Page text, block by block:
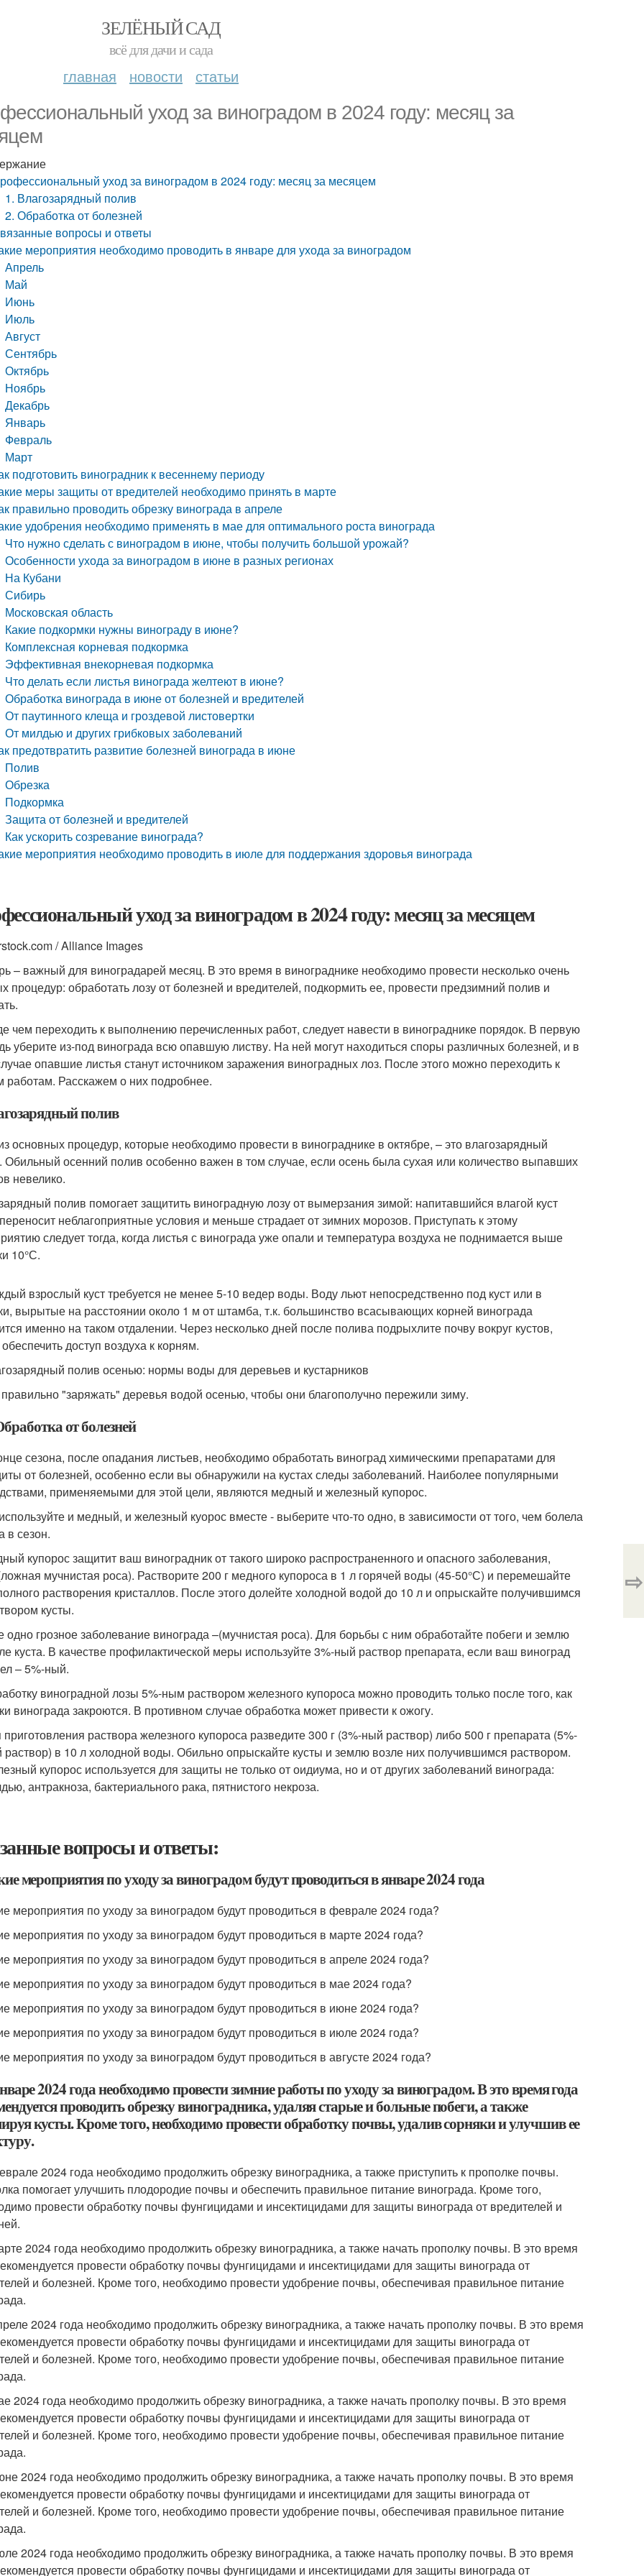
ЗЕЛЁНЫЙ САД
всё для дачи и сада
главная новости статьи
уход за виноградом в 2024 году: месяц за
уход за виноградом в 2024 году: месяц за месяцем
1. Влагозарядный полив
2. Обработка от болезней
вопросы и ответы
мероприятия необходимо проводить в январе для ухода за виноградом
Апрель
Май
Июнь
Июль
Август
Сентябрь
Октябрь
Ноябрь
Декабрь
Январь
Февраль
Март
подготовить виноградник к весеннему периоду
меры защиты от вредителей необходимо принять в марте
правильно проводить обрезку винограда в апреле
удобрения необходимо применять в мае для оптимального роста винограда
Что нужно сделать с виноградом в июне, чтобы получить большой урожай?
Особенности ухода за виноградом в июне в разных регионах
На Кубани
Сибирь
Московская область
Какие подкормки нужны винограду в июне?
Комплексная корневая подкормка
Эффективная внекорневая подкормка
Что делать если листья винограда желтеют в июне?
Обработка винограда в июне от болезней и вредителей
От паутинного клеща и гроздевой листовертки
От милдью и других грибковых заболеваний
предотвратить развитие болезней винограда в июне
Полив
Обрезка
Подкормка
Защита от болезней и вредителей
Как ускорить созревание винограда?
мероприятия необходимо проводить в июле для поддержания здоровья винограда
уход за виноградом в 2024 году: месяц за месяцем
/ Alliance Images
– важный для виноградарей месяц. В это время в винограднике необходимо провести несколько очень
процедур: обработать лозу от болезней и вредителей, подкормить ее, провести предзимний полив и
чем переходить к выполнению перечисленных работ, следует навести в винограднике порядок. В первую
уберите из-под винограда всю опавшую листву. На ней могут находиться споры различных болезней, и в
опавшие листья станут источником заражения виноградных лоз. После этого можно переходить к
работам. Расскажем о них подробнее.
полив
основных процедур, которые необходимо провести в винограднике в октябре, – это влагозарядный
Обильный осенний полив особенно важен в том случае, если осень была сухая или количество выпавших
невелико.
полив помогает защитить виноградную лозу от вымерзания зимой: напитавшийся влагой куст
неблагоприятные условия и меньше страдает от зимних морозов. Приступать к этому
следует тогда, когда листья с винограда уже опали и температура воздуха не поднимается выше
10°С.
взрослый куст требуется не менее 5-10 ведер воды. Воду льют непосредственно под куст или в
вырытые на расстоянии около 1 м от штамба, т.к. большинство всасывающих корней винограда
именно на таком отдалении. Через несколько дней после полива подрыхлите почву вокруг кустов,
доступ воздуха к корням.
полив осенью: нормы воды для деревьев и кустарников
правильно "заряжать" деревья водой осенью, чтобы они благополучно пережили зиму.
от болезней
сезона, после опадания листьев, необходимо обработать виноград химическими препаратами для
от болезней, особенно если вы обнаружили на кустах следы заболеваний. Наиболее популярными
применяемыми для этой цели, являются медный и железный купорос.
и медный, и железный куорос вместе - выберите что-то одно, в зависимости от того, чем болела
в сезон.
купорос защитит ваш виноградник от такого широко распространенного и опасного заболевания,
мучнистая роса). Растворите 200 г медного купороса в 1 л горячей воды (45-50°С) и перемешайте
растворения кристаллов. После этого долейте холодной водой до 10 л и опрыскайте получившимся
кусты.
одно грозное заболевание винограда –(мучнистая роса). Для борьбы с ним обработайте побеги и землю
куста. В качестве профилактической меры используйте 3%-ный раствор препарата, если ваш виноград
– 5%-ный.
виноградной лозы 5%-ным раствором железного купороса можно проводить только после того, как
винограда закроются. В противном случае обработка может привести к ожогу.
раствора железного купороса разведите 300 г (3%-ный раствор) либо 500 г препарата (5%-
раствор) в 10 л холодной воды. Обильно опрыскайте кусты и землю возле них получившимся раствором.
купорос используется для защиты не только от оидиума, но и от других заболеваний винограда:
антракноза, бактериального рака, пятнистого некроза.
вопросы и ответы:
мероприятия по уходу за виноградом будут проводиться в январе 2024 года
мероприятия по уходу за виноградом будут проводиться в феврале 2024 года?
мероприятия по уходу за виноградом будут проводиться в марте 2024 года?
мероприятия по уходу за виноградом будут проводиться в апреле 2024 года?
мероприятия по уходу за виноградом будут проводиться в мае 2024 года?
мероприятия по уходу за виноградом будут проводиться в июне 2024 года?
мероприятия по уходу за виноградом будут проводиться в июле 2024 года?
мероприятия по уходу за виноградом будут проводиться в августе 2024 года?
2024 года необходимо провести зимние работы по уходу за виноградом. В это время года
проводить обрезку виноградника, удаляя старые и больные побеги, а также
кусты. Кроме того, необходимо провести обработку почвы, удалив сорняки и улучшив ее
2024 года необходимо продолжить обрезку виноградника, а также приступить к прополке почвы.
помогает улучшить плодородие почвы и обеспечить правильное питание винограда. Кроме того,
провести обработку почвы фунгицидами и инсектицидами для защиты винограда от вредителей и
2024 года необходимо продолжить обрезку виноградника, а также начать прополку почвы. В это время
провести обработку почвы фунгицидами и инсектицидами для защиты винограда от
и болезней. Кроме того, необходимо провести удобрение почвы, обеспечивая правильное питание
2024 года необходимо продолжить обрезку виноградника, а также начать прополку почвы. В это время
провести обработку почвы фунгицидами и инсектицидами для защиты винограда от
и болезней. Кроме того, необходимо провести удобрение почвы, обеспечивая правильное питание
2024 года необходимо продолжить обрезку виноградника, а также начать прополку почвы. В это время
провести обработку почвы фунгицидами и инсектицидами для защиты винограда от
и болезней. Кроме того, необходимо провести удобрение почвы, обеспечивая правильное питание
2024 года необходимо продолжить обрезку виноградника, а также начать прополку почвы. В это время
провести обработку почвы фунгицидами и инсектицидами для защиты винограда от
и болезней. Кроме того, необходимо провести удобрение почвы, обеспечивая правильное питание
2024 года необходимо продолжить обрезку виноградника, а также начать прополку почвы. В это время
провести обработку почвы фунгицидами и инсектицидами для защиты винограда от
⇨